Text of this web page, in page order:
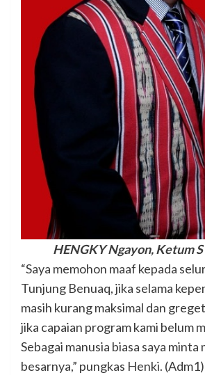
HENGKY Ngayon, Ketum
“Saya memohon maaf kepada
Tunjung Benuaq, jika selama
masih kurang maksimal dan
jika capaian program kami belum
Sebagai manusia biasa saya minta
besarnya,” pungkas Henki. (Adm1)